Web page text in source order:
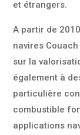
et étrangers.
A partir de
navires
sur la
également à
particulière
combustible
applications